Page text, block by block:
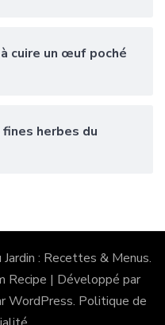
cuire un œuf poché
herbes du
Jardin : Recettes & Menus.
Recipe | Développé par
WordPress. Politique de